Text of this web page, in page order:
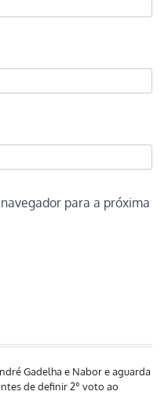
para a próxima
Gadelha e Nabor e aguarda
de definir 2º voto ao